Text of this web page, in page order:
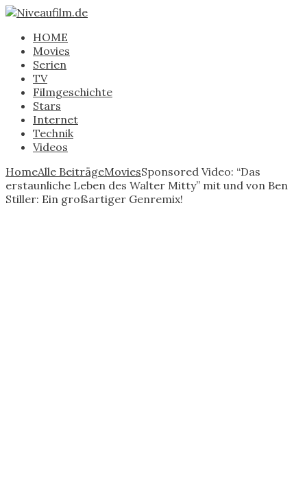
HOME
Movies
Serien
TV
Filmgeschichte
Stars
Internet
Technik
Videos
HomeAlle BeiträgeMoviesSponsored Video: “Das
erstaunliche Leben des Walter Mitty” mit und von Ben
Stiller: Ein großartiger Genremix!